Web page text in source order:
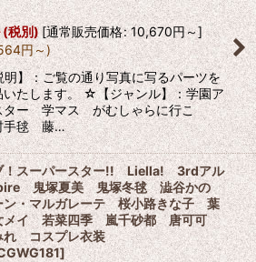
(税別)[通常販売価格: 10,670円～]
円～)
】：ご覧の通り写真に写るパーツを
いたします。 ☆【ジャンル】：学園ア
ター 学マス がむしゃらに行こ
手毬 藤…
！スーパースター!! Liella! 3rdアル
鬼塚夏美 鬼塚冬毬 澁谷かの
・マルガレーテ 桜小路きな子 葉
メイ 若菜四季 嵐千砂都 唐可可
れ コスプレ衣装
]